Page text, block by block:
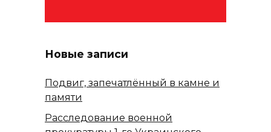
Новые записи
Подвиг, запечатлённый в камне и
памяти
Расследование военной